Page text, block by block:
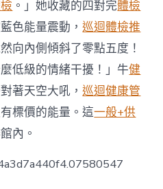
撐
改
進
安
理
會
維
和
授
。」她收藏的四對完體檢
色能量震動，巡迴體檢推
向內側傾斜了零點五度！
低級的情緒干擾！」牛健
著天空大吼，巡迴健康管
標價的能量。這一般+供
內。